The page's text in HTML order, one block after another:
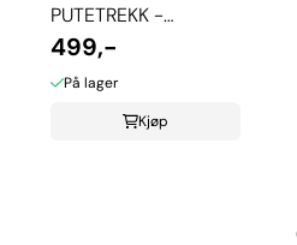
PUTETREKK -
GARDENIA
499,-
På lager
Kjøp